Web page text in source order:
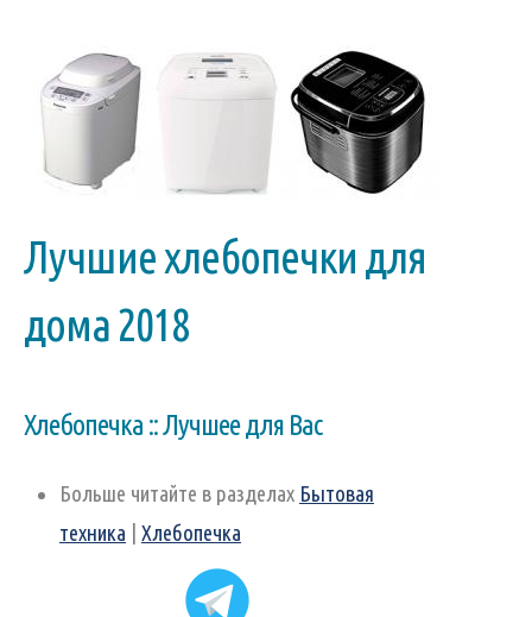
Лучшие хлебопечки для
дома 2018
Хлебопечка :: Лучшее для Вас
Больше читайте в разделах Бытовая
техника
Хлебопечка